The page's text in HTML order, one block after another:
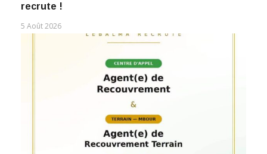
recrute !
5 Août 2026